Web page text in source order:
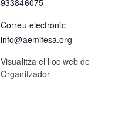
933846075
Correu electrònic
info@aemifesa.org
Visualitza el lloc web de
Organitzador